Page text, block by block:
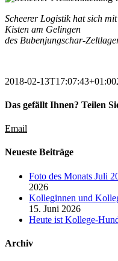
Scheerer Logistik hat sich
Kisten am Gelingen
des Bubenjungschar-
2018-02-13T17:07:43+01:00
Das gefällt Ihnen? Teilen
Email
Neueste Beiträge
Foto des Monats Juli
2026
Kolleginnen und
15. Juni 2026
Heute ist Kollege-
Archiv